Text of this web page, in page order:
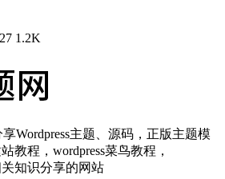
1.2K
Wordpress主题、源码，正版主题模
教程，wordpress菜鸟教程，
关知识分享的网站